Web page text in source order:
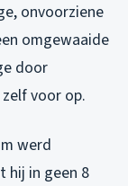
onvoorziene
omgewaaide
door
voor op.
werd
hij in geen 8